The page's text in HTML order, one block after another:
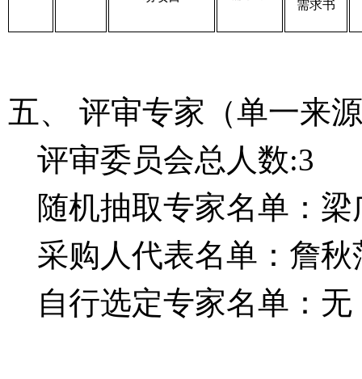
需求书
五、 评审专家（单一来
评审委员会总人数:3
随机抽取专家名单： 梁
采购人代表名单：詹秋
自行选定专家名单：无